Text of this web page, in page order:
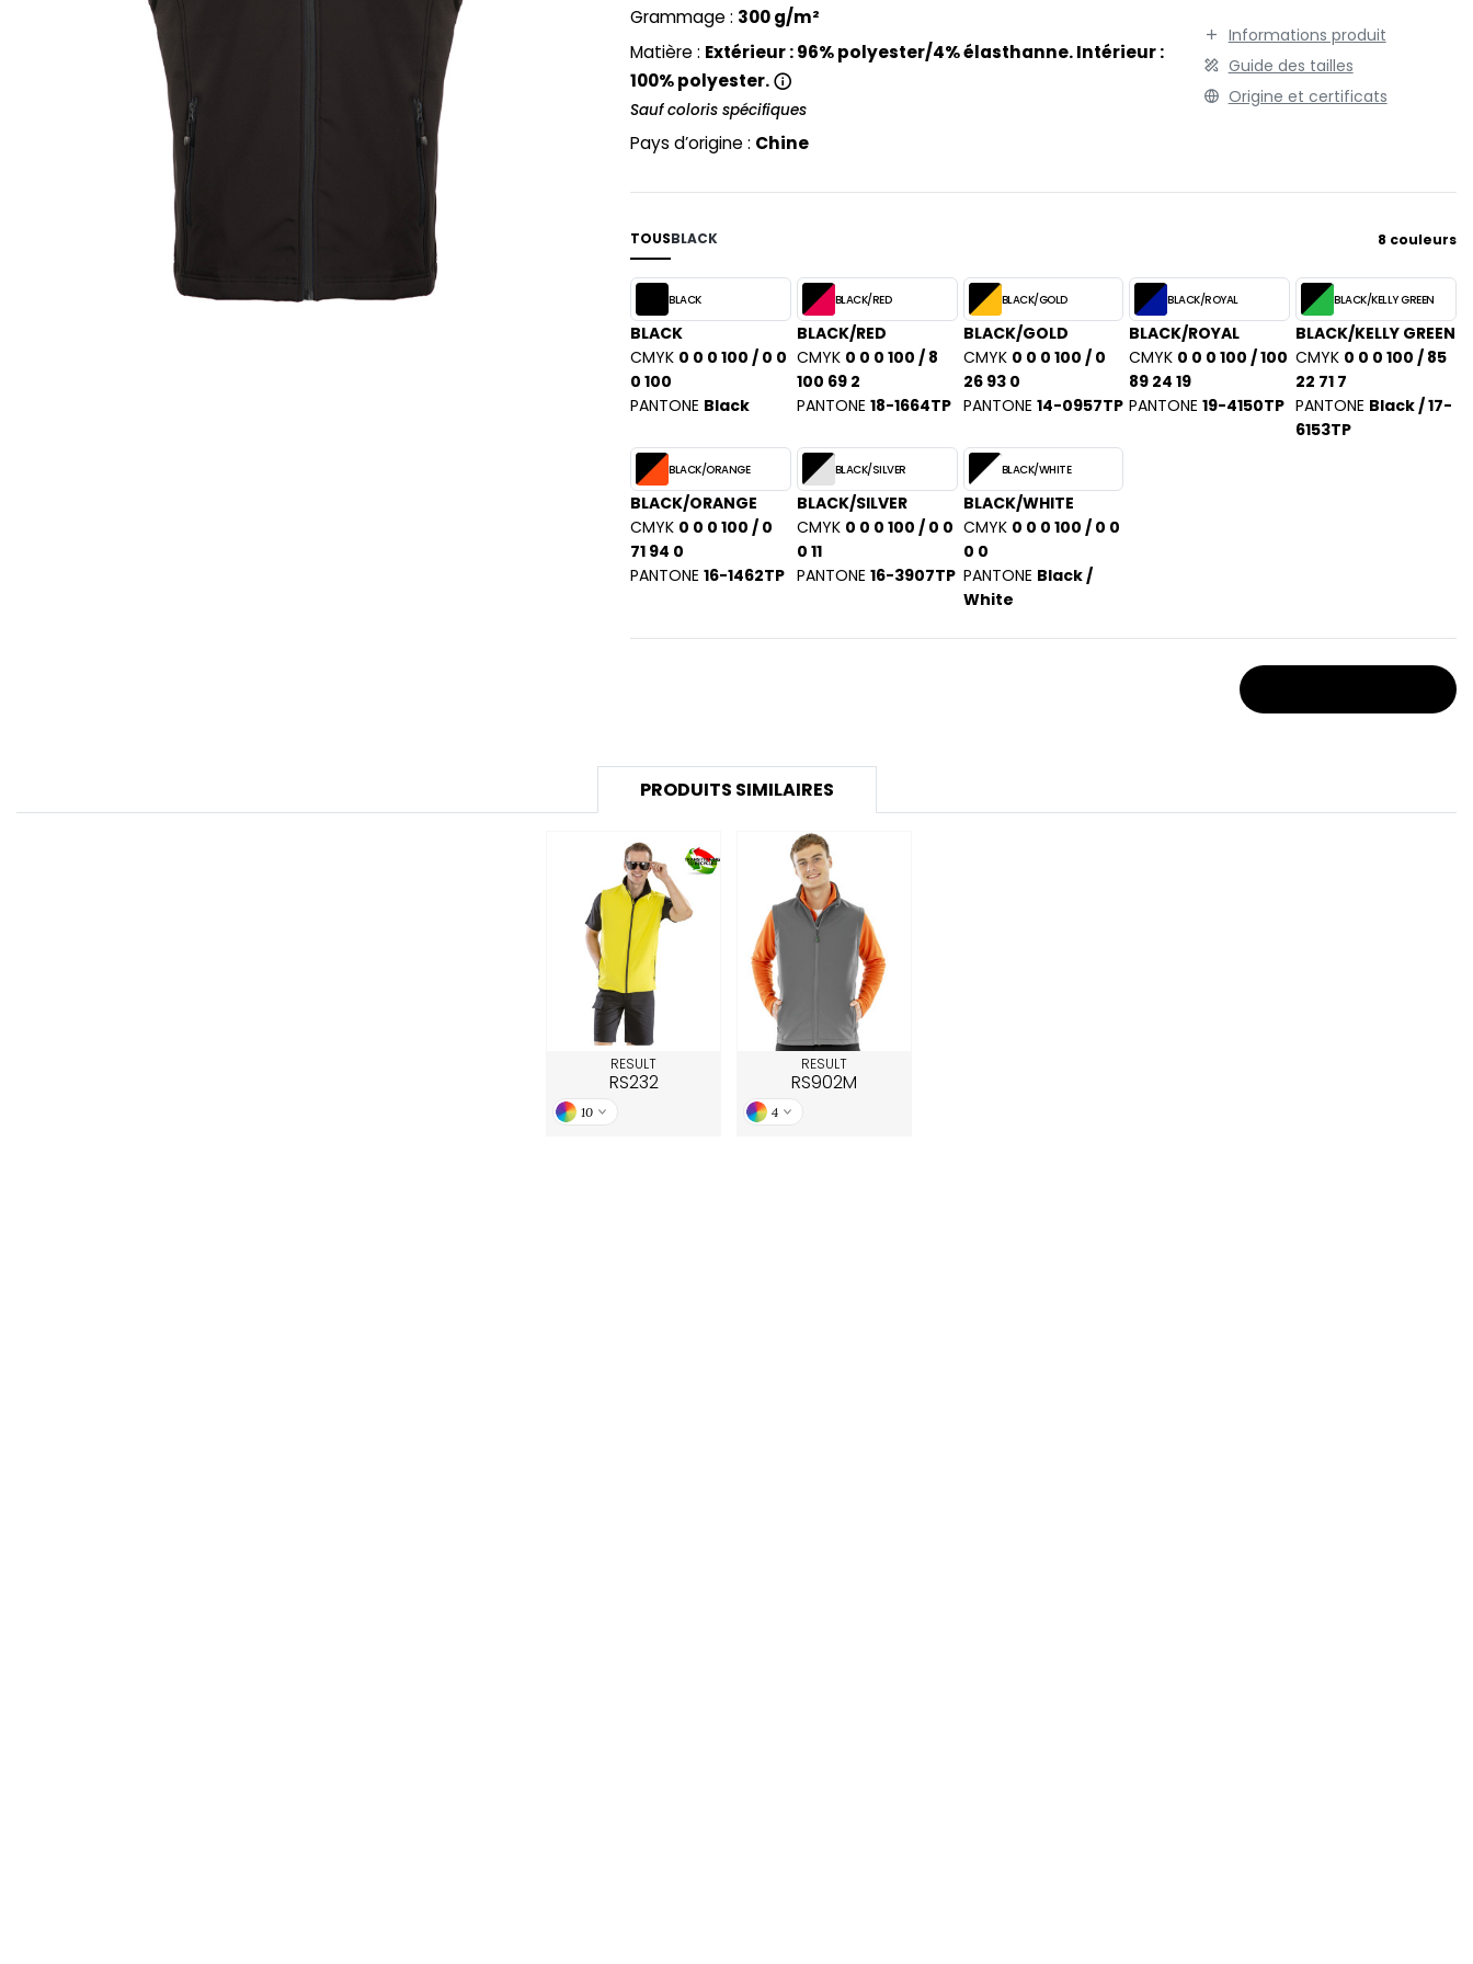
BODYWARMER
LES MODULABLES
SPORT
Grammage : 300 g/m²
Matière : Extérieur : 96% polyester/4% élasthanne. Intérieur :
100% polyester.
Sauf coloris spécifiques
Pays d’origine : Chine
Informations produit
Guide des tailles
Origine et certificats
TOUSBLACK 8 couleurs
BLACK
BLACK
CMYK 0 0 0 100 / 0 0
0 100
PANTONE Black
BLACK/RED
BLACK/RED
CMYK 0 0 0 100 / 8
100 69 2
PANTONE 18-1664TP
BLACK/GOLD
BLACK/GOLD
CMYK 0 0 0 100 / 0
26 93 0
PANTONE 14-0957TP
BLACK/ROYAL
BLACK/ROYAL
CMYK 0 0 0 100 / 100
89 24 19
PANTONE 19-4150TP
BLACK/KELLY GREEN
BLACK/KELLY GREEN
CMYK 0 0 0 100 / 85
22 71 7
PANTONE Black / 17-
6153TP
BLACK/ORANGE
BLACK/ORANGE
CMYK 0 0 0 100 / 0
71 94 0
PANTONE 16-1462TP
BLACK/SILVER
BLACK/SILVER
CMYK 0 0 0 100 / 0 0
0 11
PANTONE 16-3907TP
BLACK/WHITE
BLACK/WHITE
CMYK 0 0 0 100 / 0 0
0 0
PANTONE Black /
White
PRODUITS SIMILAIRES
RESULT
RS232
10
RESULT
RS902M
4